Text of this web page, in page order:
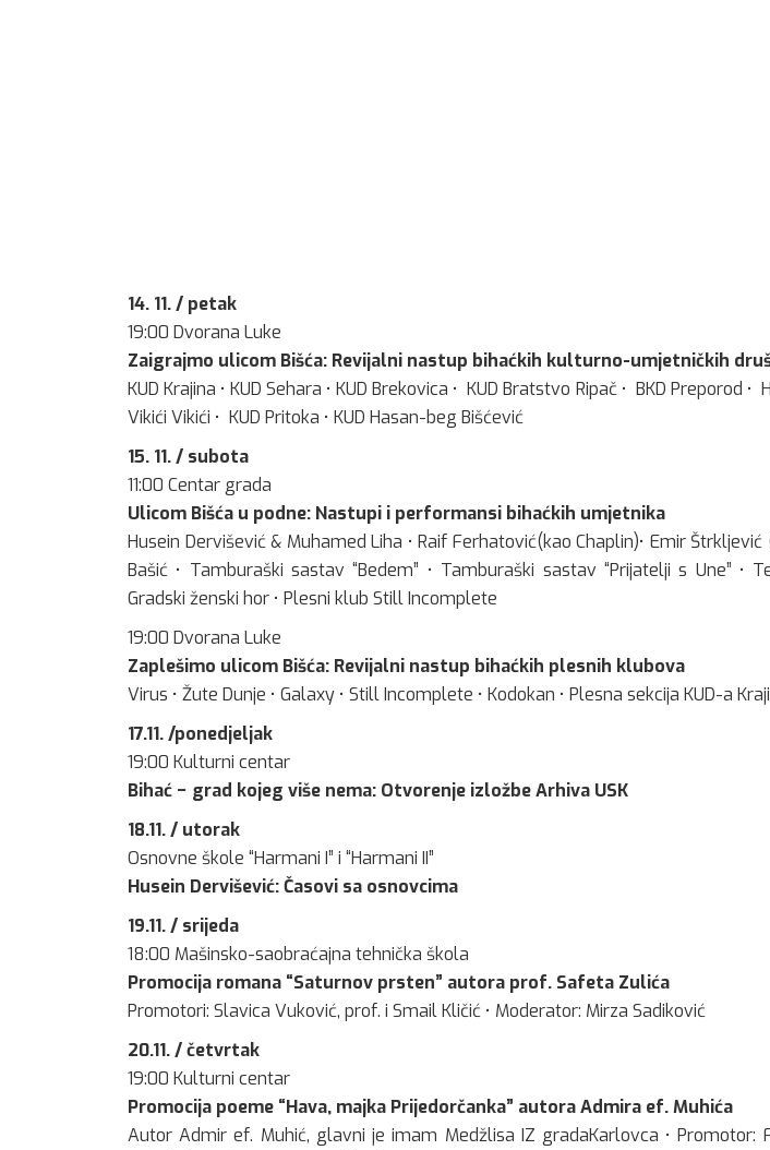
14. 11. / petak
19:00 Dvorana Luke
Zaigrajmo ulicom Bišća: Revijalni nastup bihaćkih kulturno-umjetničkih
KUD Krajina • KUD Sehara • KUD Brekovica • KUD Bratstvo Ripač • BKD Preporod •
Vikići Vikići • KUD Pritoka • KUD Hasan-beg Bišćević
15. 11. / subota
11:00 Centar grada
Ulicom Bišća u podne: Nastupi i performansi bihaćkih umjetnika
Husein Dervišević & Muhamed Liha • Raif Ferhatović(kao Chaplin)• Emir Štrkljević
Bašić • Tamburaški sastav “Bedem” • Tamburaški sastav “Prijatelji s Une” •
Gradski ženski hor • Plesni klub Still Incomplete
19:00 Dvorana Luke
Zaplešimo ulicom Bišća: Revijalni nastup bihaćkih plesnih klubova
Virus • Žute Dunje • Galaxy • Still Incomplete • Kodokan • Plesna sekcija KUD-a
17.11. /ponedjeljak
19:00 Kulturni centar
Bihać − grad kojeg više nema: Otvorenje izložbe Arhiva USK
18.11. / utorak
Osnovne škole “Harmani I” i “Harmani II”
Husein Dervišević: Časovi sa osnovcima
19.11. / srijeda
18:00 Mašinsko-saobraćajna tehnička škola
Promocija romana “Saturnov prsten” autora prof. Safeta Zulića
Promotori: Slavica Vuković, prof. i Smail Kličić • Moderator: Mirza Sadiković
20.11. / četvrtak
19:00 Kulturni centar
Promocija poeme “Hava, majka Prijedorčanka” autora Admira ef. Muhića
Autor Admir ef. Muhić, glavni je imam Medžlisa IZ gradaKarlovca • Promotor: